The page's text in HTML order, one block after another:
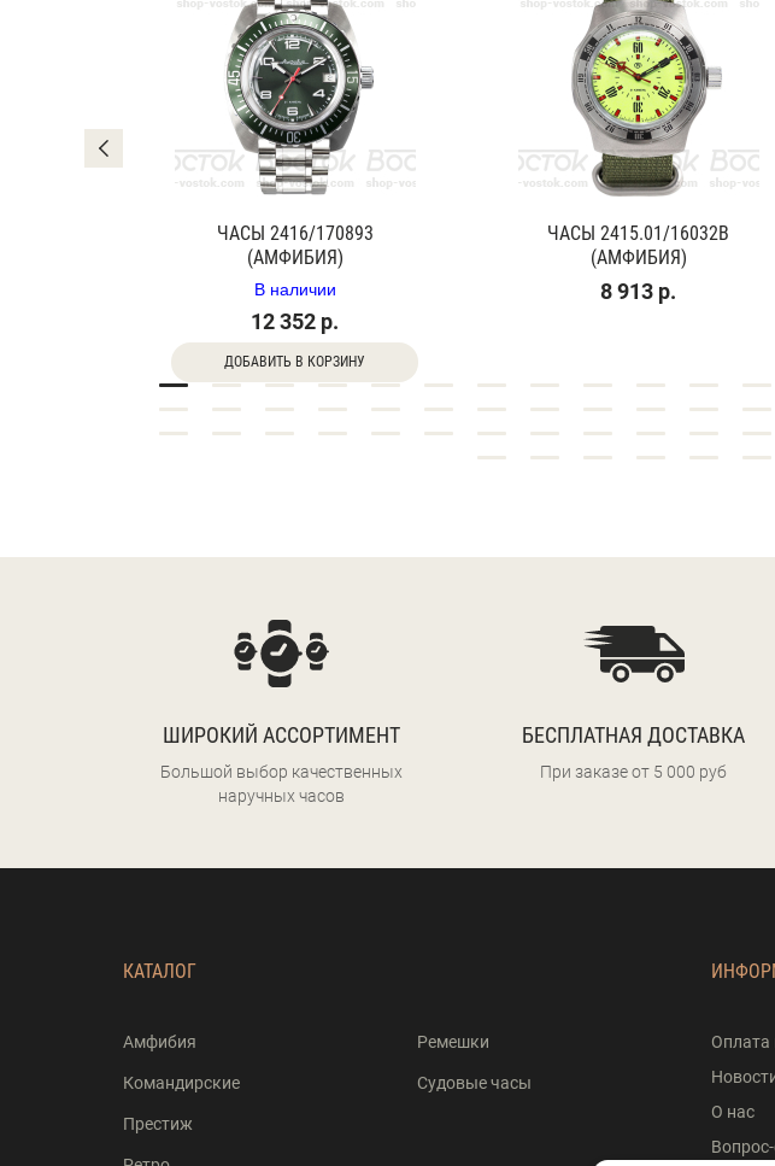
ЧАСЫ 2416/170893
(АМФИБИЯ)
В наличии
12 352 р.
ДОБАВИТЬ В КОРЗИНУ
ЧАСЫ 2415.01/16032В
(АМФИБИЯ)
8 913 р.
ШИРОКИЙ АССОРТИМЕНТ
Большой выбор качественных
наручных часов
БЕСПЛАТНАЯ ДОСТАВКА
При заказе от 5 000 руб
КАТАЛОГ
Амфибия
Командирские
Престиж
Ремешки
Судовые часы
Оплата
О нас